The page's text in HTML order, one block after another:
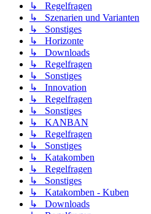
↳ Regelfragen
↳ Szenarien und Varianten
↳ Sonstiges
↳ Horizonte
↳ Downloads
↳ Regelfragen
↳ Sonstiges
↳ Innovation
↳ Regelfragen
↳ Sonstiges
↳ KANBAN
↳ Regelfragen
↳ Sonstiges
↳ Katakomben
↳ Regelfragen
↳ Sonstiges
↳ Katakomben - Kuben
↳ Downloads